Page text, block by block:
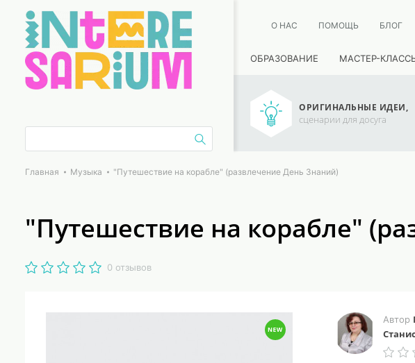
О НАС ПОМОЩЬ БЛОГ
ОБРАЗОВАНИЕ МАСТЕР-
ОРИГИНАЛЬНЫЕ ИДЕИ,
сценарии для досуга
Главная Музыка "Путешествие на корабле" (развлечение День Знаний)
"Путешествие на корабле"
0 отзывов
Автор